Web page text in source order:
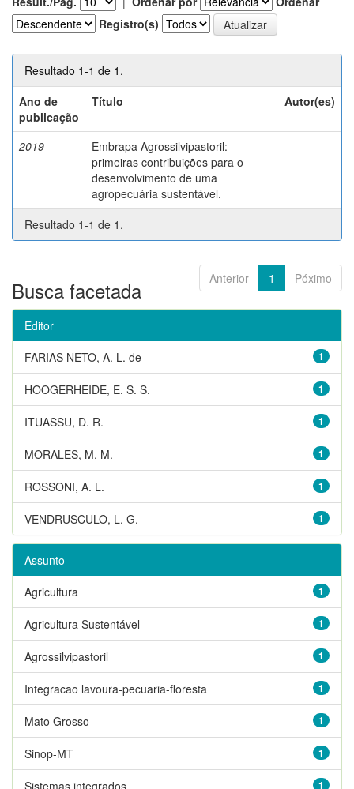
Registro(s)
Resultado 1-1 de 1.
Ano de
publicação
Título Autor(es)
2019
Embrapa Agrossilvipastoril:
primeiras contribuições para o
desenvolvimento de uma
agropecuária sustentável.
-
Resultado 1-1 de 1.
Anterior 1 Póximo
Busca facetada
Editor
1
FARIAS NETO, A. L. de
1
HOOGERHEIDE, E. S. S.
1
ITUASSU, D. R.
1
MORALES, M. M.
1
ROSSONI, A. L.
1
VENDRUSCULO, L. G.
Assunto
1
Agricultura
1
Agricultura Sustentável
1
Agrossilvipastoril
1
Integracao lavoura-pecuaria-floresta
1
Mato Grosso
1
Sinop-MT
1
Sistemas integrados